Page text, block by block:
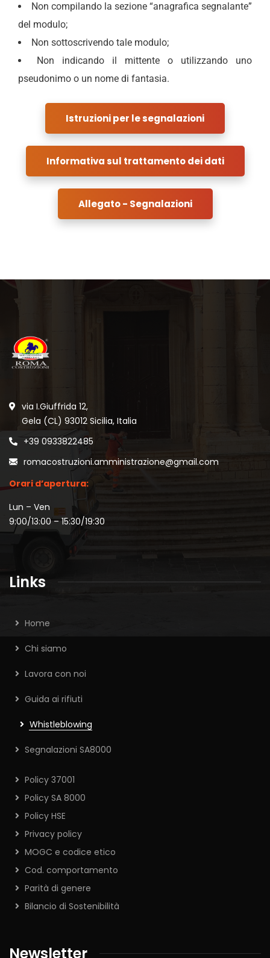
Non compilando la sezione “anagrafica segnalante”
del modulo;
Non sottoscrivendo tale modulo;
Non indicando il mittente o utilizzando uno
pseudonimo o un nome di fantasia.
Istruzioni per le segnalazioni
Informativa sul trattamento dei dati
Allegato - Segnalazioni
via I.Giuffrida 12,
Gela (CL) 93012 Sicilia, Italia
+39 0933822485
romacostruzioni.amministrazione@gmail.com
Orari d’apertura:
Lun – Ven
9:00/13:00 – 15:30/19:30
Links
Home
Chi siamo
Lavora con noi
Guida ai rifiuti
Whistleblowing
Segnalazioni SA8000
Policy 37001
Policy SA 8000
Policy HSE
Privacy policy
MOGC e codice etico
Cod. comportamento
Parità di genere
Bilancio di Sostenibilità
Newsletter